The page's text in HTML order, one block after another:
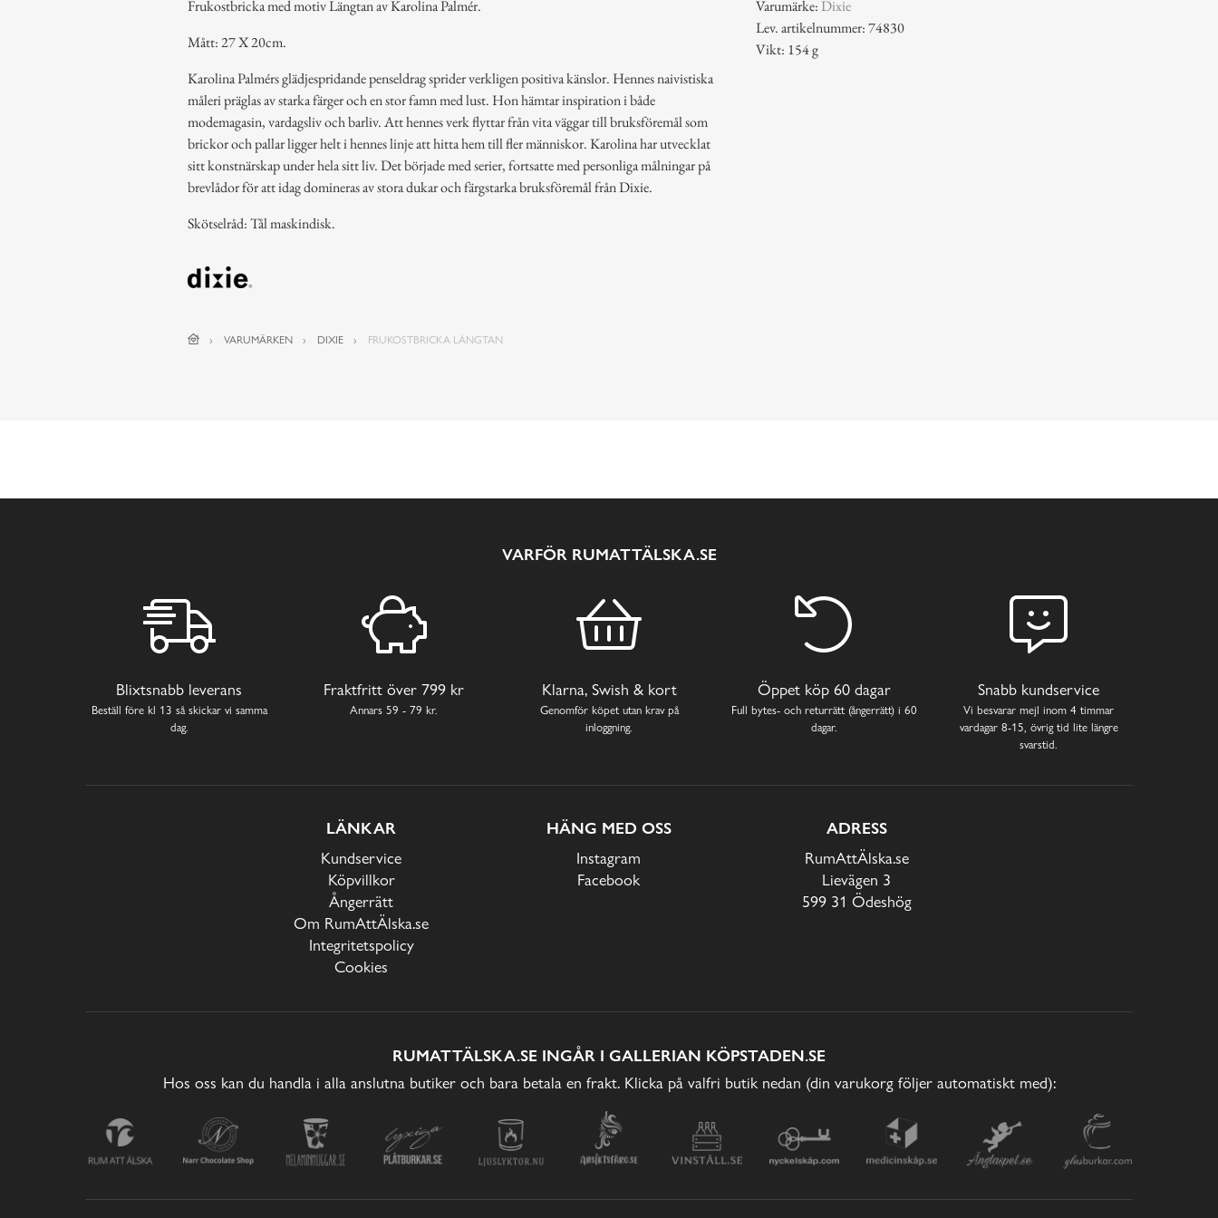
Frukostbricka med motiv Längtan av Karolina Palmér.
Mått: 27 X 20cm.
Karolina Palmérs glädjespridande penseldrag sprider verkligen positiva känslor. Hennes naivistiska
måleri präglas av starka färger och en stor famn med lust. Hon hämtar inspiration i både
modemagasin, vardagsliv och barliv. Att hennes verk flyttar från vita väggar till bruksföremål som
brickor och pallar ligger helt i hennes linje att hitta hem till fler människor. Karolina har utvecklat
sitt konstnärskap under hela sitt liv. Det började med serier, fortsatte med personliga målningar på
brevlådor för att idag domineras av stora dukar och färgstarka bruksföremål från Dixie.
Skötselråd: Tål maskindisk.
Varumärke: Dixie
Lev. artikelnummer: 74830
Vikt: 154 g
VARUMÄRKEN DIXIE FRUKOSTBRICKA LÄNGTAN
VARFÖR RUMATTÄLSKA.SE
Blixtsnabb leverans
Beställ före kl 13 så skickar vi samma
dag.
Fraktfritt över 799 kr
Annars 59 - 79 kr.
Klarna, Swish & kort
Genomför köpet utan krav på
inloggning.
Öppet köp 60 dagar
Full bytes- och returrätt (ångerrätt) i 60
dagar.
Snabb kundservice
Vi besvarar mejl inom 4 timmar
vardagar 8-15, övrig tid lite längre
svarstid.
LÄNKAR
Kundservice
Köpvillkor
Ångerrätt
Om RumAttÄlska.se
Integritetspolicy
Cookies
HÄNG MED OSS
Instagram
Facebook
ADRESS
RumAttÄlska.se
Lievägen 3
599 31 Ödeshög
RUMATTÄLSKA.SE INGÅR I GALLERIAN KÖPSTADEN.SE
Hos oss kan du handla i alla anslutna butiker och bara betala en frakt. Klicka på valfri butik nedan (din varukorg följer automatiskt med):